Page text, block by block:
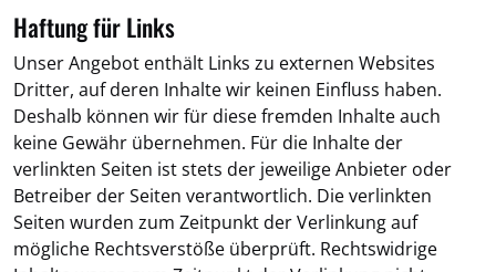
Haftung für Links
Unser Angebot enthält Links zu externen Websites
Dritter, auf deren Inhalte wir keinen Einfluss haben.
Deshalb können wir für diese fremden Inhalte auch
keine Gewähr übernehmen. Für die Inhalte der
verlinkten Seiten ist stets der jeweilige Anbieter oder
Betreiber der Seiten verantwortlich. Die verlinkten
Seiten wurden zum Zeitpunkt der Verlinkung auf
mögliche Rechtsverstöße überprüft. Rechtswidrige